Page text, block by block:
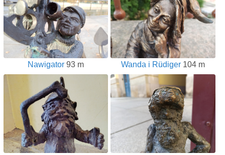
Nawigator 93 m Wanda i Rüdiger104 m